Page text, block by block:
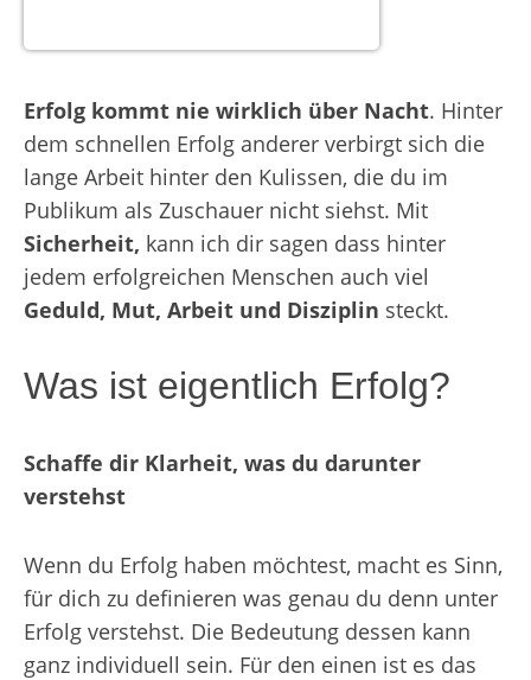
Erfolg kommt nie wirklich über Nacht. Hinter
dem schnellen Erfolg anderer verbirgt sich die
lange Arbeit hinter den Kulissen, die du im
Publikum als Zuschauer nicht siehst. Mit
Sicherheit, kann ich dir sagen dass hinter
jedem erfolgreichen Menschen auch viel
Geduld, Mut, Arbeit und Disziplin steckt.
Was ist eigentlich Erfolg?
Schaffe dir Klarheit, was du darunter
verstehst
Wenn du Erfolg haben möchtest, macht es Sinn,
für dich zu definieren was genau du denn unter
Erfolg verstehst. Die Bedeutung dessen kann
ganz individuell sein. Für den einen ist es das